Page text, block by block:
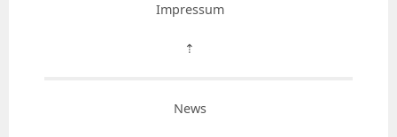
Impressum
⇡
News